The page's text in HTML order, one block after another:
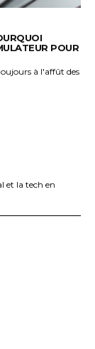
POUR
à l'affût des
et la tech en